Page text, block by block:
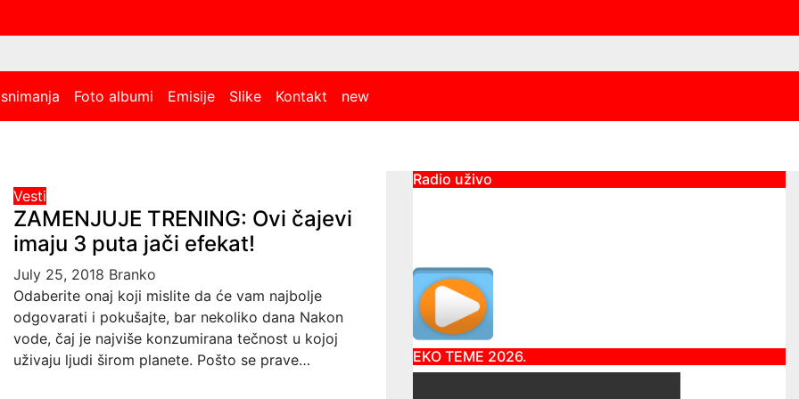
Foto albumi Emisije Slike Kontakt new
Vesti
ZAMENJUJE TRENING: Ovi čajevi
imaju 3 puta jači efekat!
July 25, 2018 Branko
Odaberite onaj koji mislite da će vam najbolje
odgovarati i pokušajte, bar nekoliko dana Nakon
vode, čaj je najviše konzumirana tečnost u kojoj
uživaju ljudi širom planete. Pošto se prave…
Radio uživo
EKO TEME 2026.